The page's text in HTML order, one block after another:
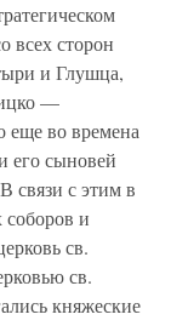
всех сторон
и Глушца,
—
еще во времена
его сыновей
связи с этим в
соборов и
св.
св.
княжеские